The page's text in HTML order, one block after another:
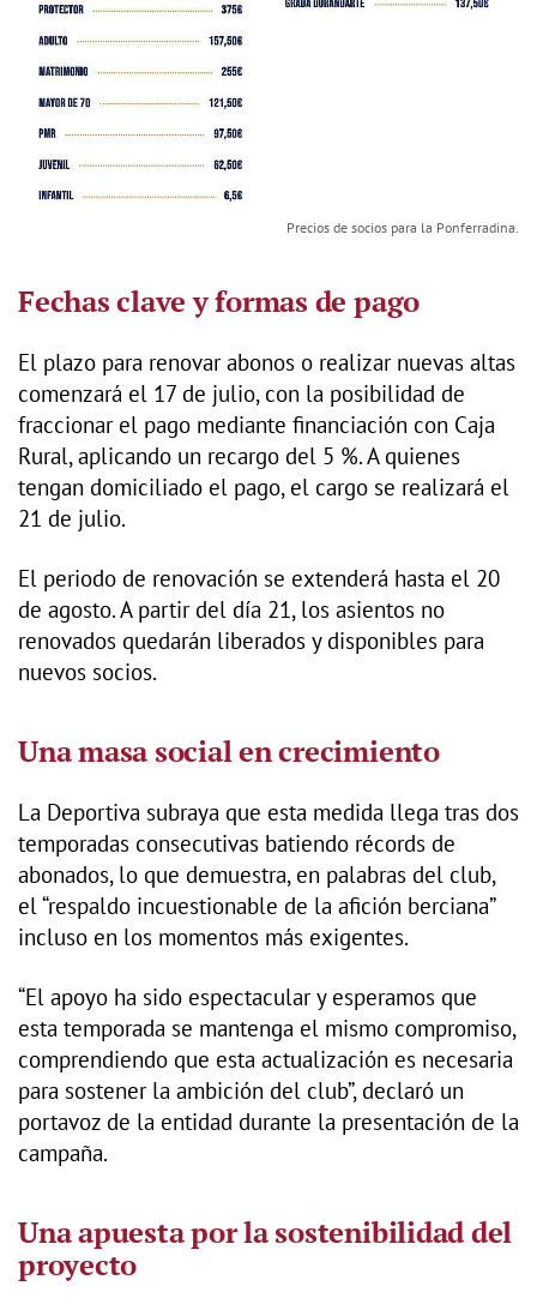
Precios de socios para la Ponferradina.
Fechas clave y formas de pago
El plazo para renovar abonos o realizar nuevas altas
comenzará el 17 de julio, con la posibilidad de
fraccionar el pago mediante financiación con Caja
Rural, aplicando un recargo del 5 %. A quienes
tengan domiciliado el pago, el cargo se realizará el
21 de julio.
El periodo de renovación se extenderá hasta el 20
de agosto. A partir del día 21, los asientos no
renovados quedarán liberados y disponibles para
nuevos socios.
Una masa social en crecimiento
La Deportiva subraya que esta medida llega tras dos
temporadas consecutivas batiendo récords de
abonados, lo que demuestra, en palabras del club,
el “respaldo incuestionable de la afición berciana”
incluso en los momentos más exigentes.
“El apoyo ha sido espectacular y esperamos que
esta temporada se mantenga el mismo compromiso,
comprendiendo que esta actualización es necesaria
para sostener la ambición del club”, declaró un
portavoz de la entidad durante la presentación de la
campaña.
Una apuesta por la sostenibilidad del
proyecto